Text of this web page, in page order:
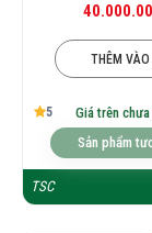
THÊM VÀO
5
Giá trên
Sản phẩm
TSC